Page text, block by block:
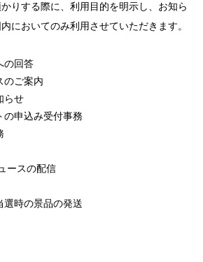
りする際に、利用目的を明示し、お知ら
においてのみ利用させていただきます。
の回答
のご案内
らせ
の申込み受付事務
ースの配信
選時の景品の発送